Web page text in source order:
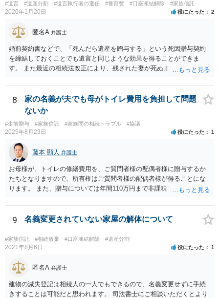
#遺言 #遺産分割 #遺言執行者の選任 #養育費 #口座凍結解除 #家族信託
2020年1月20日 役にたった 2
匿名A 弁護士
婚前契約書などで、「死んだら遺産を贈与する」という死因贈与契約
を締結しておくことでも遺言と同じような効果を得ることができま
す。 また最近の相続法改正により、残された妻が死ぬまで家に住み続
で、その制度を活用する方法も考えられます。 もし契約書の作成まで
視野に入れておられる場合は、お近くの弁護士、できれば相続に強い
弁護士にご相談なさるとよいでしょう。
8
家の名義が夫でも母がトイレ費用を負担して問題
ないか
#生前贈与 #家族信託 #家族間の相続トラブル #協議
2025年8月23日 役にたった 1
藤本 顯人 弁護士
お母様が、トイレの修繕費用を、ご質問者様の配偶者様に贈与するか
たちとなりますので、所有権はご質問者様の配偶者様が得ることにな
ります。 また、贈与については年間110万円まで非課税であり、トイ
9 名義変更されていない家屋の解体について
#家族信託 #相続放棄 #口座凍結解除 #遺産分割
2021年8月6日 役にたった 1
匿名A 弁護士
建物の滅失登記は相続人の一人でもできるので、名義変更せずに手続
きすることは可能だと思われます。 司法書士にご相談いただくとより